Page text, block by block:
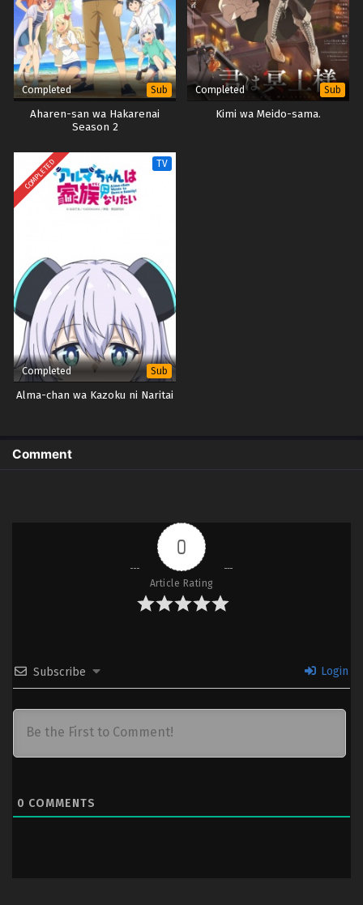
Completed Sub
Aharen-san wa Hakarenai
Season 2
Completed Sub
Kimi wa Meido-sama.
COMPLETED TV
Completed Sub
Alma-chan wa Kazoku ni Naritai
Comment
0
Article Rating
Subscribe Login
0 COMMENTS